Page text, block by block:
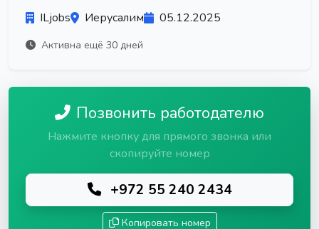
ILjobs Иерусалим 05.12.2025
Активна ещё 30 дней
Позвонить работодателю
Нажмите кнопку для прямого звонка или
скопируйте номер
+972 55 240 2434
Копировать номер